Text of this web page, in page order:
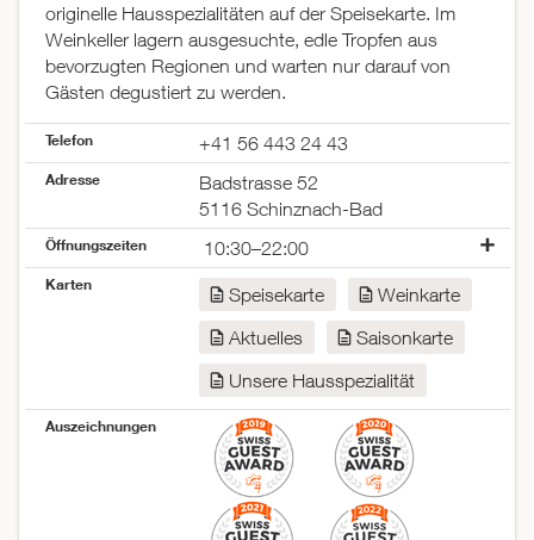
originelle Hausspezialitäten auf der Speisekarte. Im
Weinkeller lagern ausgesuchte, edle Tropfen aus
bevorzugten Regionen und warten nur darauf von
Gästen degustiert zu werden.
Telefon +41 56 443 24 43
Adresse
Badstrasse 52
5116 Schinznach-Bad
Öffnungszeiten
10:30–22:00
Montag
Samstag
Sonntag
geschlossen
10:30–22:00
10:30–22:00
10:30–22:00
10:30–22:00
09:30–21:00
Karten Speisekarte
Weinkarte
Aktuelles
Saisonkarte
Unsere Hausspezialität
Auszeichnungen